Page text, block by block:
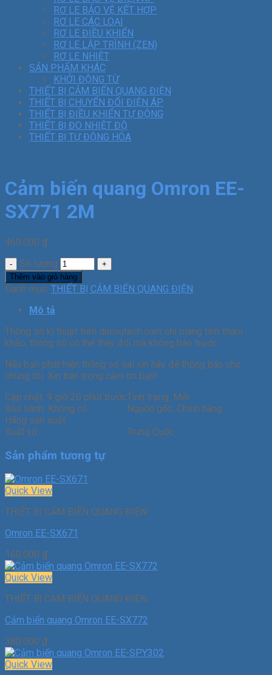
RƠ LE BẢO VỆ KẾT HỢP
RƠ LE CÁC LOẠI
RƠ LE ĐIỀU KHIỂN
RƠ LE LẬP TRÌNH (ZEN)
RƠ LE NHIỆT
SẢN PHẨM KHÁC
KHỞI ĐỘNG TỪ
THIẾT BỊ CẢM BIẾN QUANG ĐIỆN
THIẾT BỊ CHUYỂN ĐỔI ĐIỆN ÁP
THIẾT BỊ ĐIỀU KHIỂN TỰ ĐỘNG
THIẾT BỊ ĐO NHIỆT ĐỘ
THIẾT BỊ TỰ ĐỘNG HÓA
Cảm biến quang Omron EE-
SX771 2M
460.000 ₫
Số lượng
Thêm vào giỏ hàng
Danh mục: THIẾT BỊ CẢM BIẾN QUANG ĐIỆN
Mô tả
Thông số kĩ thuật trên ducvutech.com chỉ mang tính tham
khảo, thông số có thể thay đổi mà không báo trước.
Nếu bạn phát hiện thông số sai xin hãy để thông báo cho
chúng tôi. Xin trân trọng cảm ơn bạn!
Cập nhật: 9 giờ 20 phút trướcTình trạng: Mới
Bảo hành: Không có
Nguồn gốc: Chính hãng
Hãng sản xuất
Xuất xứ
Trung Quốc
Sản phẩm tương tự
Quick View
THIẾT BỊ CẢM BIẾN QUANG ĐIỆN
Omron EE-SX671
160.000 ₫
Quick View
THIẾT BỊ CẢM BIẾN QUANG ĐIỆN
Cảm biến quang Omron EE-SX772
380.000 ₫
Quick View